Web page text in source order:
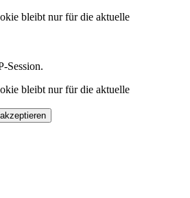
bleibt nur für die aktuelle
Session.
bleibt nur für die aktuelle